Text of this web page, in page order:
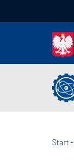
Start-